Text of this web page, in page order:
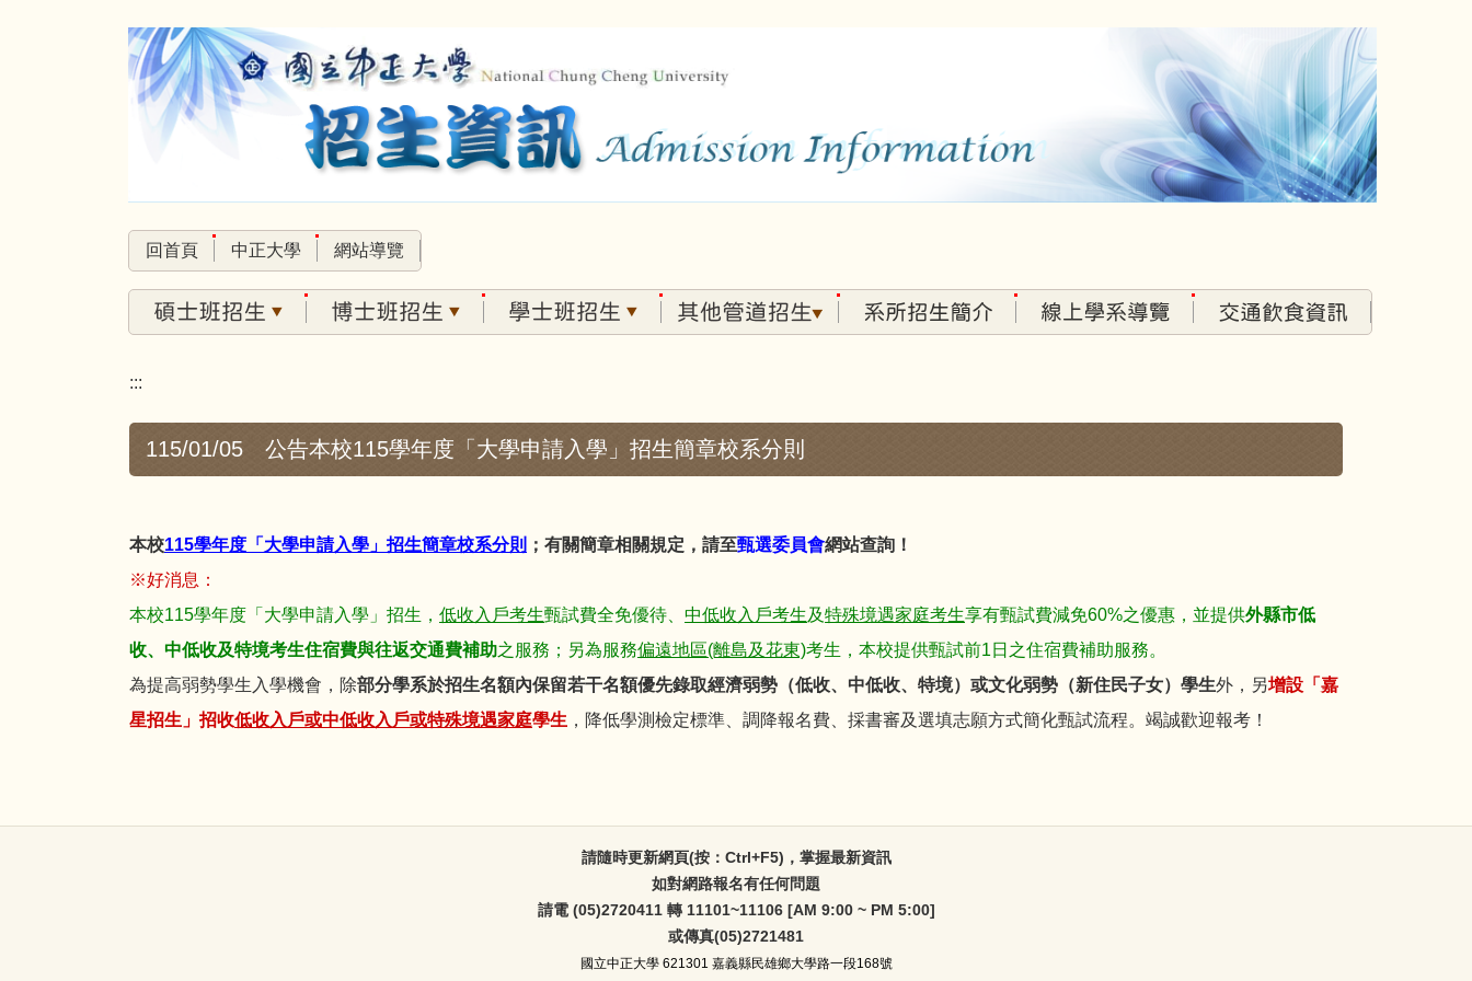
回首頁 中正大學 網站導覽
:::
115/01/05 公告本校115學年度「大學申請入學」招生簡章校系分則
本校115學年度「大學申請入學」招生簡章校系分則 ；有關簡章相關規定，請至甄選委員會網站查詢！
※好消息：
本校115學年度「大學申請入學」招生， 低收入戶考生甄試費全免優待、 中低收入戶考生及特殊境遇家庭考生享有甄試費減免60%之優惠，並提供外縣市低
收、中低收及特境考生住宿費與往返交通費補助之服務；另為服務偏遠地區(離島及花東)考生，本校提供甄試前1日之住宿費補助服務。
為提高弱勢學生入學機會，除部分學系於招生名額內保留若干名額優先錄取經濟弱勢（低收、中低收、特境）或文化弱勢（新住民子女）學生外，另增設「嘉
星招生」招收低收入戶或中低收入戶或特殊境遇家庭學生 ，降低學測檢定標準、調降報名費、採書審及選填志願方式簡化甄試流程。竭誠歡迎報考！
請隨時更新網頁(按：Ctrl+F5)，掌握最新資訊
如對網路報名有任何問題
請電 (05)2720411 轉 11101~11106 [AM 9:00 ~ PM 5:00]
或傳真(05)2721481
國立中正大學621301 嘉義縣民雄鄉大學路一段168號